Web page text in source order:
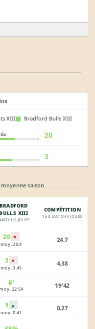
XIII Bradford Bulls XIII
20
3
saison
BRADFORD
XIII
JOUÉS
COMPÉTITION
160 MATCHS JOUÉS
20 ▼
moy. 20.9
24.7
3 ▼
moy. 3.45
4.38
6'
22'54 19'42
1 ▲
moy. 0.41
0.27